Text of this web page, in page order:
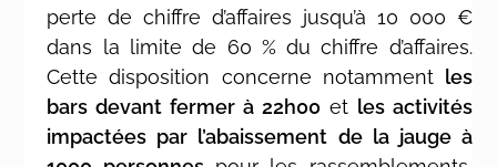
perte de chiffre d’affaires jusqu’à 10 000 €
dans la limite de 60 % du chiffre d’affaires.
Cette disposition concerne notamment les
bars devant fermer à 22h00 et les activités
impactées par l’abaissement de la jauge à